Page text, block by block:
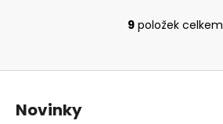
O
l
9 položek celkem
Novinky